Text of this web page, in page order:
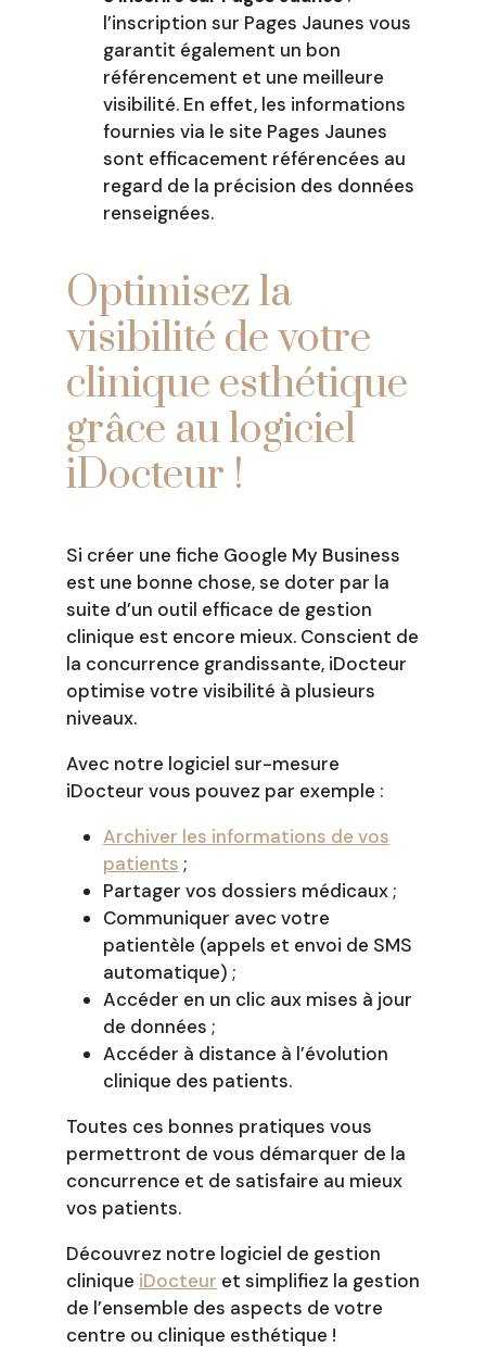
l’inscription sur Pages Jaunes vous
garantit également un bon
référencement et une meilleure
visibilité. En effet, les informations
fournies via le site Pages Jaunes
sont efficacement référencées au
regard de la précision des données
renseignées.
Optimisez la
visibilité de votre
clinique esthétique
grâce au logiciel
iDocteur !
Si créer une fiche Google My Business
est une bonne chose, se doter par la
suite d’un outil efficace de gestion
clinique est encore mieux. Conscient de
la concurrence grandissante, iDocteur
optimise votre visibilité à plusieurs
niveaux.
Avec notre logiciel sur-mesure
iDocteur vous pouvez par exemple :
Archiver les informations de vos
patients ;
Partager vos dossiers médicaux ;
Communiquer avec votre
patientèle (appels et envoi de SMS
automatique) ;
Accéder en un clic aux mises à jour
de données ;
Accéder à distance à l’évolution
clinique des patients.
Toutes ces bonnes pratiques vous
permettront de vous démarquer de la
concurrence et de satisfaire au mieux
vos patients.
Découvrez notre logiciel de gestion
clinique iDocteur et simplifiez la gestion
de l’ensemble des aspects de votre
centre ou clinique esthétique !